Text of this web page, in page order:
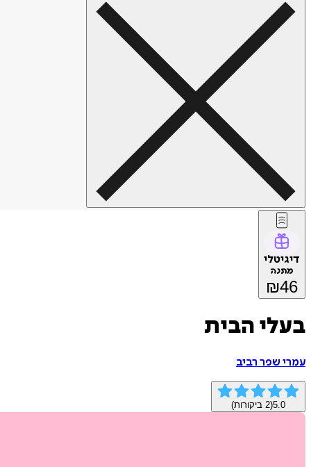
דיגיטלי
מתנה
₪46
בעלי הבית
עמרי שפר רביב
5.0
(
2 ביקורות)